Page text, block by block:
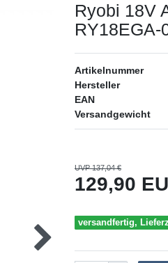
Ryobi 18V
RY18EGA-
Artikelnummer
Hersteller
EAN
Versandgewicht
UVP 137,04 €
129,90
versandfertig,